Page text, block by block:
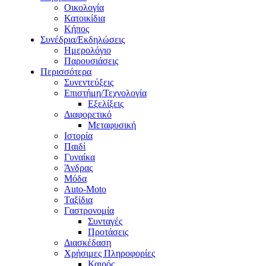
Οικολογία
Κατοικίδια
Κήπος
Συνέδρια/Εκδηλώσεις
Ημερολόγιο
Παρουσιάσεις
Περισσότερα
Συνεντεύξεις
Επιστήμη/Τεχνολογία
Εξελίξεις
Διαφορετικό
Μεταφυσική
Ιστορία
Παιδί
Γυναίκα
Άνδρας
Μόδα
Auto-Moto
Ταξίδια
Γαστρονομία
Συνταγές
Προτάσεις
Διασκέδαση
Χρήσιμες Πληροφορίες
Καιρός